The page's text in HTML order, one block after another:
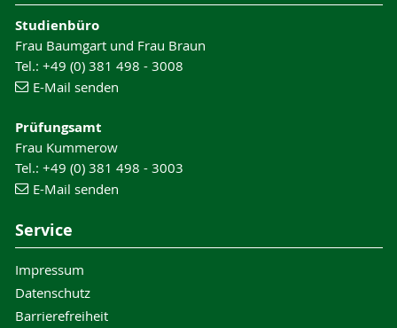
Studienbüro
Frau Baumgart und Frau Braun
Tel.: +49 (0) 381 498 - 3008
E-Mail senden
Prüfungsamt
Frau Kummerow
Tel.: +49 (0) 381 498 - 3003
E-Mail senden
Service
Impressum
Datenschutz
Barrierefreiheit